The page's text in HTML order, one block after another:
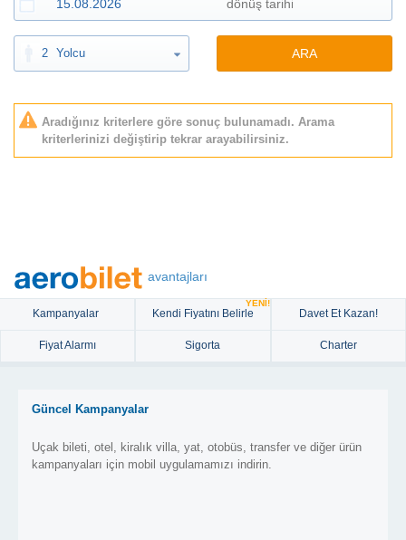
2 Yolcu ARA
Aradığınız kriterlere göre sonuç bulunamadı. Arama
kriterlerinizi değiştirip tekrar arayabilirsiniz.
avantajları
Kampanyalar Kendi Fiyatını Belirle
YENİ!
Davet Et Kazan!
Fiyat Alarmı Sigorta Charter
Güncel Kampanyalar
Uçak bileti, otel, kiralık villa, yat, otobüs, transfer ve diğer ürün
kampanyaları için mobil uygulamamızı indirin.